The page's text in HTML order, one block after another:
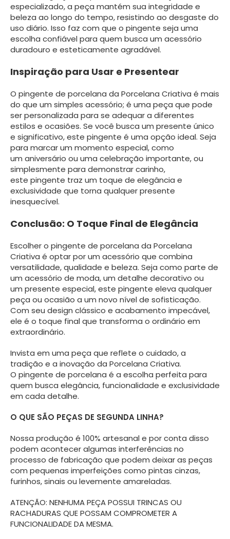
especializado, a peça mantém sua integridade e
beleza ao longo do tempo, resistindo ao desgaste do
uso diário. Isso faz com que o pingente seja uma
escolha confiável para quem busca um acessório
duradouro e esteticamente agradável.
Inspiração para Usar e Presentear
O pingente de porcelana da Porcelana Criativa é mais
do que um simples acessório; é uma peça que pode
ser personalizada para se adequar a diferentes
estilos e ocasiões. Se você busca um presente único
e significativo, este pingente é uma opção ideal. Seja
para marcar um momento especial, como
um aniversário ou uma celebração importante, ou
simplesmente para demonstrar carinho,
este pingente traz um toque de elegância e
exclusividade que torna qualquer presente
inesquecível.
Conclusão: O Toque Final de Elegância
Escolher o pingente de porcelana da Porcelana
Criativa é optar por um acessório que combina
versatilidade, qualidade e beleza. Seja como parte de
um acessório de moda, um detalhe decorativo ou
um presente especial, este pingente eleva qualquer
peça ou ocasião a um novo nível de sofisticação.
Com seu design clássico e acabamento impecável,
ele é o toque final que transforma o ordinário em
extraordinário.
Invista em uma peça que reflete o cuidado, a
tradição e a inovação da Porcelana Criativa.
O pingente de porcelana é a escolha perfeita para
quem busca elegância, funcionalidade e exclusividade
em cada detalhe.
O QUE SÃO PEÇAS DE SEGUNDA LINHA?
Nossa produção é 100% artesanal e por conta disso
podem acontecer algumas interferências no
processo de fabricação que podem deixar as peças
com pequenas imperfeições como pintas cinzas,
furinhos, sinais ou levemente amareladas.
ATENÇÃO: NENHUMA PEÇA POSSUI TRINCAS OU
RACHADURAS QUE POSSAM COMPROMETER A
FUNCIONALIDADE DA MESMA.